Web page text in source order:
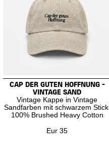
CAP DER GUTEN HOFFNUNG -
VINTAGE SAND
Vintage Kappe in Vintage
Sandfarben mit schwarzem Stick,
100% Brushed Heavy Cotton
Eur 35